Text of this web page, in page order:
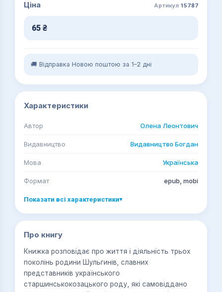
Ціна Артикул 15787
65 ₴
🚚 Відправка Новою поштою за 1–2 дні
Характеристики
Автор Олена Леонтович
Видавництво Видавництво Богдан
Мова Українська
Формат epub, mobi
Показати всі характеристики▾
Про книгу
Книжка розповідає про життя і діяльність трьох
поколінь родини Шульгинів, славних
представників українського
старшинськокозацького роду, які самовіддано